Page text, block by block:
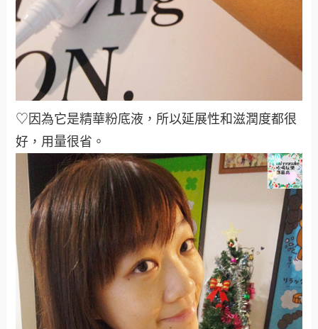
♡因為它是精華粉底液，所以延展性和滋潤度都很
好，用量很省。